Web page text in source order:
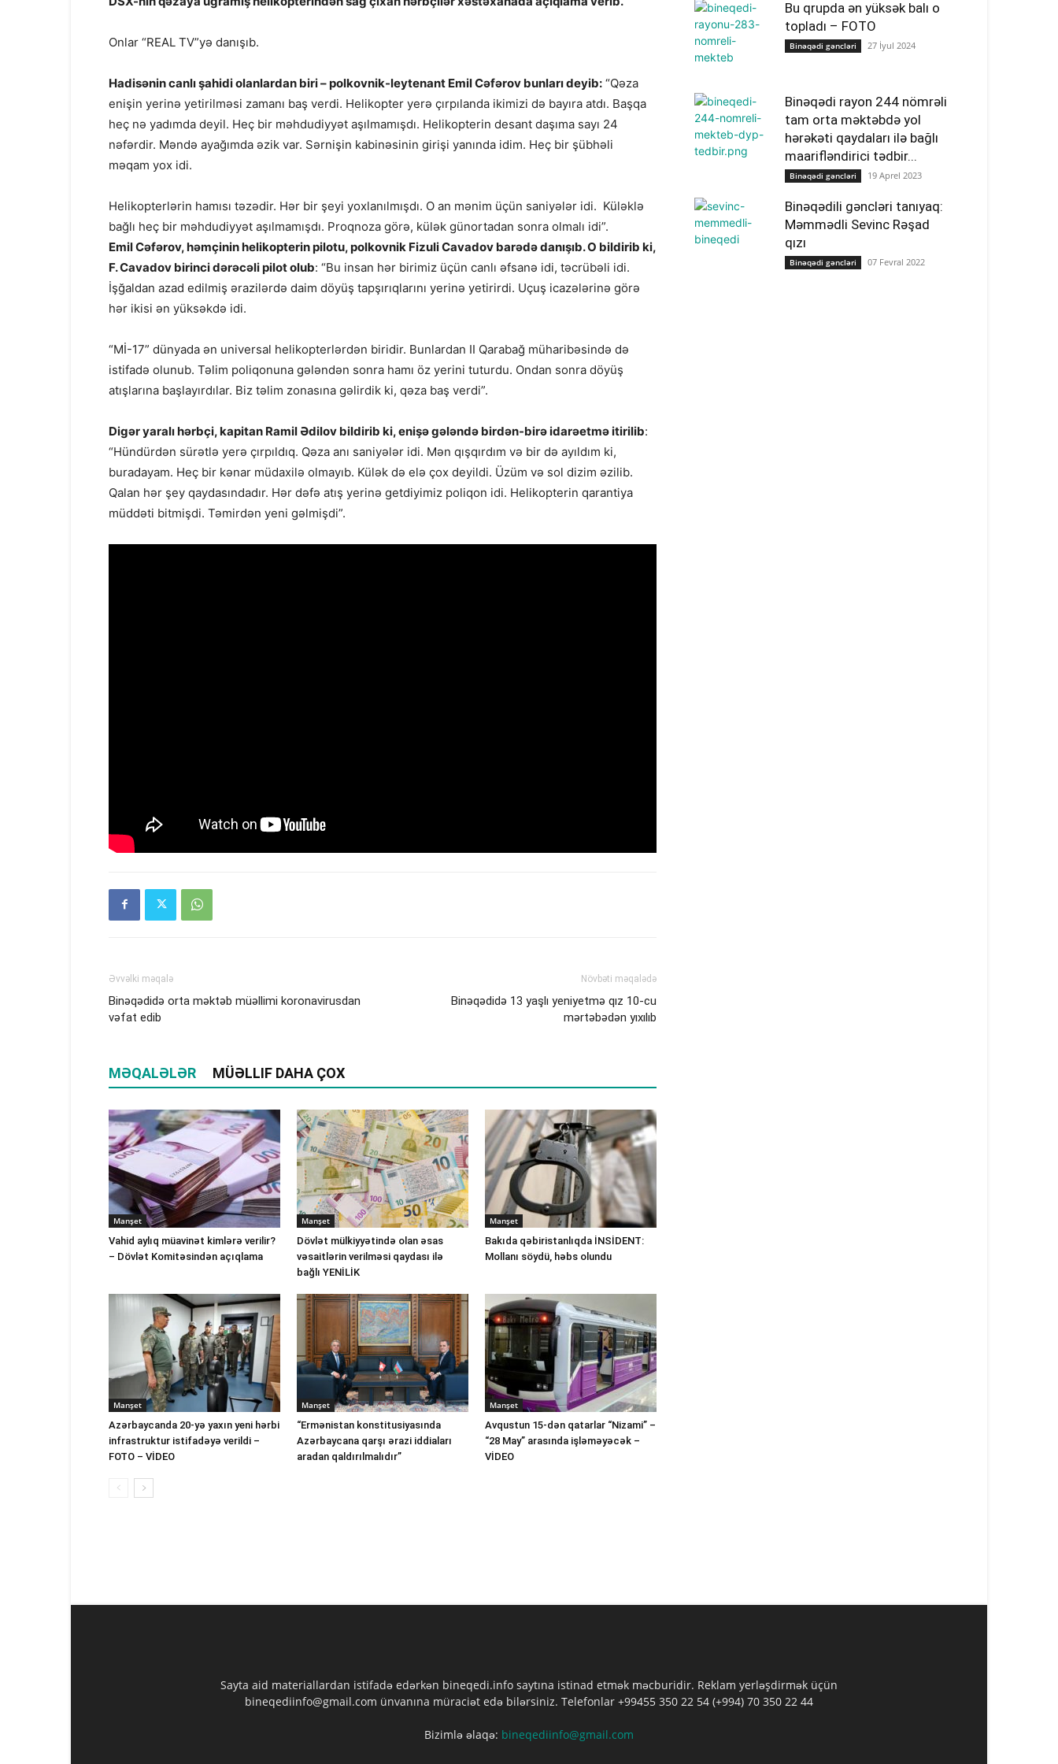
Onlar “REAL TV”yə danışıb.
Hadisənin canlı şahidi olanlardan biri – polkovnik-leytenant Emil Cəfərov bunları deyib: “Qəza
enişin yerinə yetirilməsi zamanı baş verdi. Helikopter yerə çırpılanda ikimizi də bayıra atdı. Başqa
heç nə yadımda deyil. Heç bir məhdudiyyət aşılmamışdı. Helikopterin desant daşıma sayı 24
nəfərdir. Məndə ayağımda əzik var. Sərnişin kabinəsinin girişi yanında idim. Heç bir şübhəli
məqam yox idi.
Helikopterlərin hamısı təzədir. Hər bir şeyi yoxlanılmışdı. O an mənim üçün saniyələr idi. Küləklə
bağlı heç bir məhdudiyyət aşılmamışdı. Proqnoza görə, külək günortadan sonra olmalı idi”.
Emil Cəfərov, həmçinin helikopterin pilotu, polkovnik Fizuli Cavadov barədə danışıb. O bildirib ki,
F. Cavadov birinci dərəcəli pilot olub: “Bu insan hər birimiz üçün canlı əfsanə idi, təcrübəli idi.
İşğaldan azad edilmiş ərazilərdə daim döyüş tapşırıqlarını yerinə yetirirdi. Uçuş icazələrinə görə
hər ikisi ən yüksəkdə idi.
“Mİ-17” dünyada ən universal helikopterlərdən biridir. Bunlardan II Qarabağ müharibəsində də
istifadə olunub. Təlim poliqonuna gələndən sonra hamı öz yerini tuturdu. Ondan sonra döyüş
atışlarına başlayırdılar. Biz təlim zonasına gəlirdik ki, qəza baş verdi”.
Digər yaralı hərbçi, kapitan Ramil Ədilov bildirib ki, enişə gələndə birdən-birə idarəetmə itirilib:
“Hündürdən sürətlə yerə çırpıldıq. Qəza anı saniyələr idi. Mən qışqırdım və bir də ayıldım ki,
buradayam. Heç bir kənar müdaxilə olmayıb. Külək də elə çox deyildi. Üzüm və sol dizim əzilib.
Qalan hər şey qaydasındadır. Hər dəfə atış yerinə getdiyimiz poliqon idi. Helikopterin qarantiya
müddəti bitmişdi. Təmirdən yeni gəlmişdi”.
Əvvəlki məqalə
Binəqədidə orta məktəb müəllimi koronavirusdan
vəfat edib
Növbəti məqalədə
Binəqədidə 13 yaşlı yeniyetmə qız 10-cu
mərtəbədən yıxılıb
MƏQALƏLƏR MÜƏLLIF DAHA ÇOX
Manşet
Vahid aylıq müavinət kimlərə verilir?
– Dövlət Komitəsindən açıqlama
Manşet
Dövlət mülkiyyətində olan əsas
vəsaitlərin verilməsi qaydası ilə
bağlı YENİLİK
Manşet
Bakıda qəbiristanlıqda İNSİDENT:
Mollanı söydü, həbs olundu
Manşet
Azərbaycanda 20-yə yaxın yeni hərbi
infrastruktur istifadəyə verildi –
FOTO – VİDEO
Manşet
“Ermənistan konstitusiyasında
Azərbaycana qarşı ərazi iddiaları
aradan qaldırılmalıdır”
Manşet
Avqustun 15-dən qatarlar “Nizami” –
“28 May” arasında işləməyəcək –
VİDEO
Bu qrupda ən yüksək balı o
topladı – FOTO
Binəqədi gəncləri 27 İyul 2024
Binəqədi rayon 244 nömrəli
tam orta məktəbdə yol
hərəkəti qaydaları ilə bağlı
maarifləndirici tədbir...
Binəqədi gəncləri 19 Aprel 2023
Binəqədili gəncləri tanıyaq:
Məmmədli Sevinc Rəşad
qızı
Binəqədi gəncləri 07 Fevral 2022
Sayta aid materiallardan istifadə edərkən bineqedi.info saytına istinad etmək məcburidir. Reklam yerləşdirmək üçün
bineqediinfo@gmail.com ünvanına müraciət edə bilərsiniz. Telefonlar +99455 350 22 54 (+994) 70 350 22 44
Bizimlə əlaqə: bineqediinfo@gmail.com